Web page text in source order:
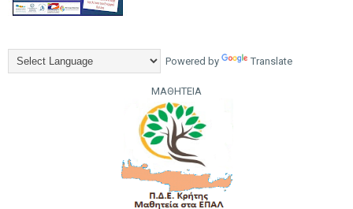
Powered by Translate
ΜΑΘΗΤΕΙΑ